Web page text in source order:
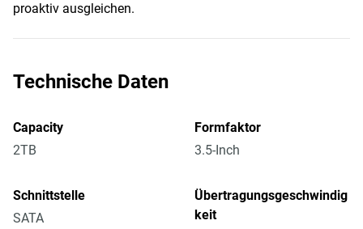
proaktiv ausgleichen.
Technische Daten
Capacity
2TB
Formfaktor
3.5-Inch
Schnittstelle
SATA
Übertragungsgeschwindig
keit